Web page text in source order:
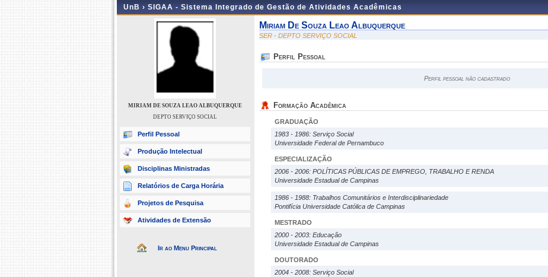
UnB › SIGAA - Sistema Integrado de Gestão de Atividades Acadêmicas
MIRIAM DE SOUZA LEAO ALBUQUERQUE
DEPTO SERVIÇO SOCIAL
Perfil Pessoal
Produção Intelectual
Disciplinas Ministradas
Relatórios de Carga Horária
Projetos de Pesquisa
Atividades de Extensão
Ir ao Menu Principal
Miriam De Souza Leao Albuquerque
SER - DEPTO SERVIÇO SOCIAL
Perfil Pessoal
Perfil pessoal não cadastrado
Formação Acadêmica
GRADUAÇÃO
1983 - 1986: Serviço Social
Universidade Federal de Pernambuco
ESPECIALIZAÇÃO
2006 - 2006: POLÍTICAS PÚBLICAS DE EMPREGO, TRABALHO E RENDA
Universidade Estadual de Campinas
1986 - 1988: Trabalhos Comunitários e Interdisciplinariedade
Pontifícia Universidade Católica de Campinas
MESTRADO
2000 - 2003: Educação
Universidade Estadual de Campinas
DOUTORADO
2004 - 2008: Serviço Social